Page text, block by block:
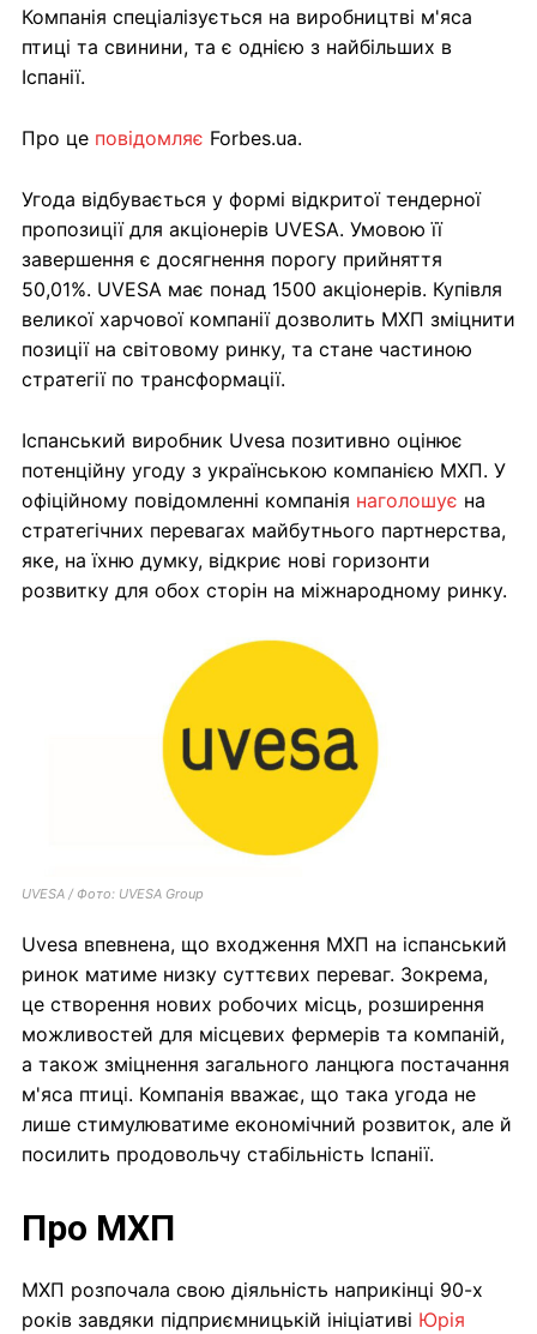
Компанія спеціалізується на виробництві м'яса
птиці та свинини, та є однією з найбільших в
Іспанії.
Про це повідомляє Forbes.ua.
Угода відбувається у формі відкритої тендерної
пропозиції для акціонерів UVESA. Умовою її
завершення є досягнення порогу прийняття
50,01%. UVESA має понад 1500 акціонерів. Купівля
великої харчової компанії дозволить МХП зміцнити
позиції на світовому ринку, та стане частиною
стратегії по трансформації.
Іспанський виробник Uvesa позитивно оцінює
потенційну угоду з українською компанією МХП. У
офіційному повідомленні компанія наголошує на
стратегічних перевагах майбутнього партнерства,
яке, на їхню думку, відкриє нові горизонти
розвитку для обох сторін на міжнародному ринку.
UVESA / Фото: UVESA Group
Uvesa впевнена, що входження МХП на іспанський
ринок матиме низку суттєвих переваг. Зокрема,
це створення нових робочих місць, розширення
можливостей для місцевих фермерів та компаній,
а також зміцнення загального ланцюга постачання
м'яса птиці. Компанія вважає, що така угода не
лише стимулюватиме економічний розвиток, але й
посилить продовольчу стабільність Іспанії.
Про МХП
МХП розпочала свою діяльність наприкінці 90-х
років завдяки підприємницькій ініціативі Юрія